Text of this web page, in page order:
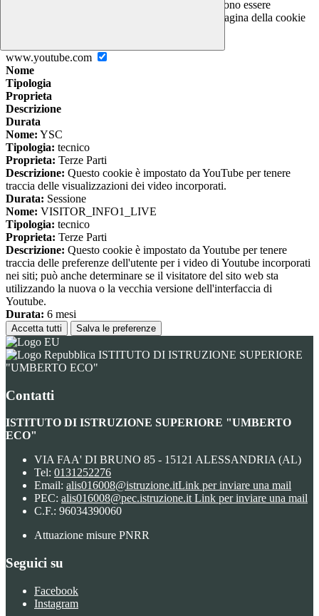
I cookie necessari per il funzionamento non possono essere
disabilitati. È possibile consultare l'elenco nella pagina della cookie
www.youtube.com
Nome
Tipologia
Proprieta
Descrizione
Durata
Nome: YSC
Tipologia: tecnico
Proprieta: Terze Parti
Descrizione: Questo cookie è impostato da YouTube per tenere
traccia delle visualizzazioni dei video incorporati.
Durata: Sessione
Nome: VISITOR_INFO1_LIVE
Tipologia: tecnico
Proprieta: Terze Parti
Descrizione: Questo cookie è impostato da Youtube per tenere
traccia delle preferenze dell'utente per i video di Youtube incorporati
nei siti; può anche determinare se il visitatore del sito web sta
utilizzando la nuova o la vecchia versione dell'interfaccia di
Youtube.
Durata: 6 mesi
Accetta tutti Salva le preferenze
ISTITUTO DI ISTRUZIONE SUPERIORE
"UMBERTO ECO"
Contatti
ISTITUTO DI ISTRUZIONE SUPERIORE "UMBERTO
ECO"
VIA FAA' DI BRUNO 85 - 15121 ALESSANDRIA (AL)
Tel: 0131252276
Email: alis016008@istruzione.itLink per inviare una mail
PEC: alis016008@pec.istruzione.it Link per inviare una mail
C.F.: 96034390060
Attuazione misure PNRR
Seguici su
Facebook
Instagram